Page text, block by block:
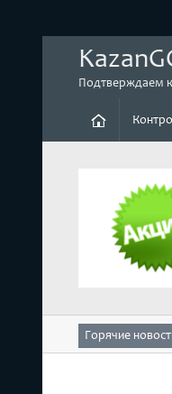
Подтверждаем
Горячие
10 февраля в ТПП РТ